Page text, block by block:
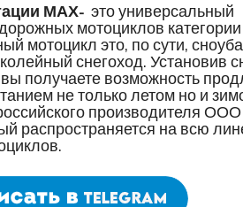
МАХ- это универсальный
мотоциклов
мотоцикл это, по сути,
снегоход. Установив
получаете возможность
не только летом но и
производителя ООО
распространяется на всю